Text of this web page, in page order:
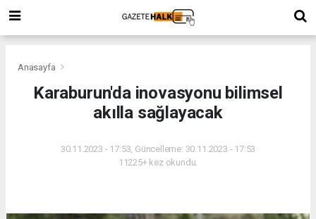
Anasayfa
Karaburun'da inovasyonu bilimsel
akılla sağlayacak
30.11.2023 - 17:53, Güncelleme: 30.11.2023 - 17:53
11225+ kez okundu.